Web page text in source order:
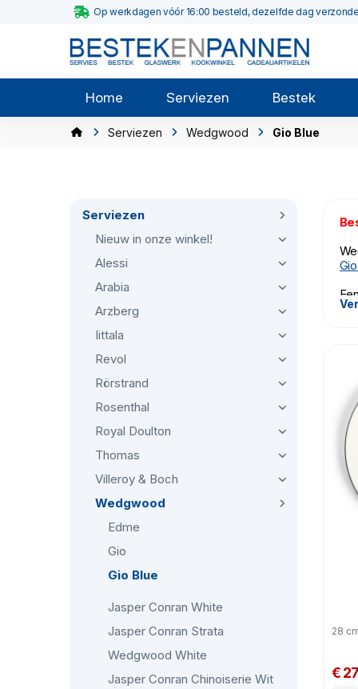
Op werkdagen vóór 16:00 besteld, dezelfde dag
Home Serviezen Bestek
Serviezen Wedgwood Gio Blue
Serviezen
Nieuw in onze winkel!
Alessi
Arabia
Arzberg
Iittala
Revol
Rörstrand
Rosenthal
Royal Doulton
Thomas
Villeroy & Boch
Wedgwood
Edme
Gio
Gio Blue
Jasper Conran White
Jasper Conran Strata
Wedgwood White
Jasper Conran Chinoiserie Wit
28
€